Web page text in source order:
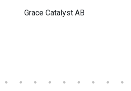
Grace Catalyst AB